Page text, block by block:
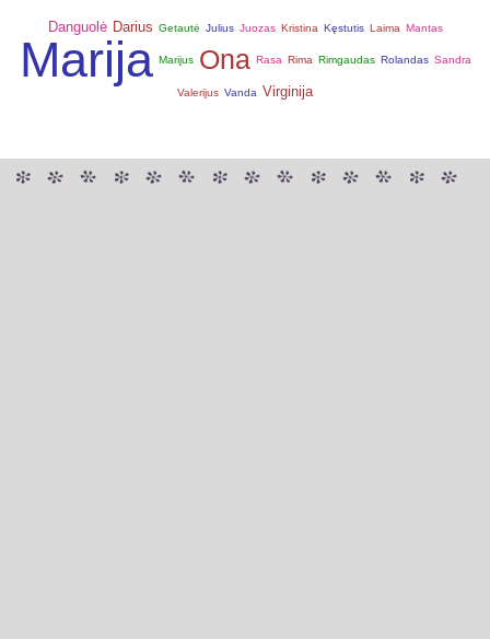
Danguolė Darius Getautė Julius Juozas Kristina Kęstutis Laima Mantas
Marija Marijus Ona Rasa Rima Rimgaudas Rolandas Sandra
Valerijus Vanda Virginija